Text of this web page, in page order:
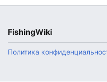
FishingWiki
Политика